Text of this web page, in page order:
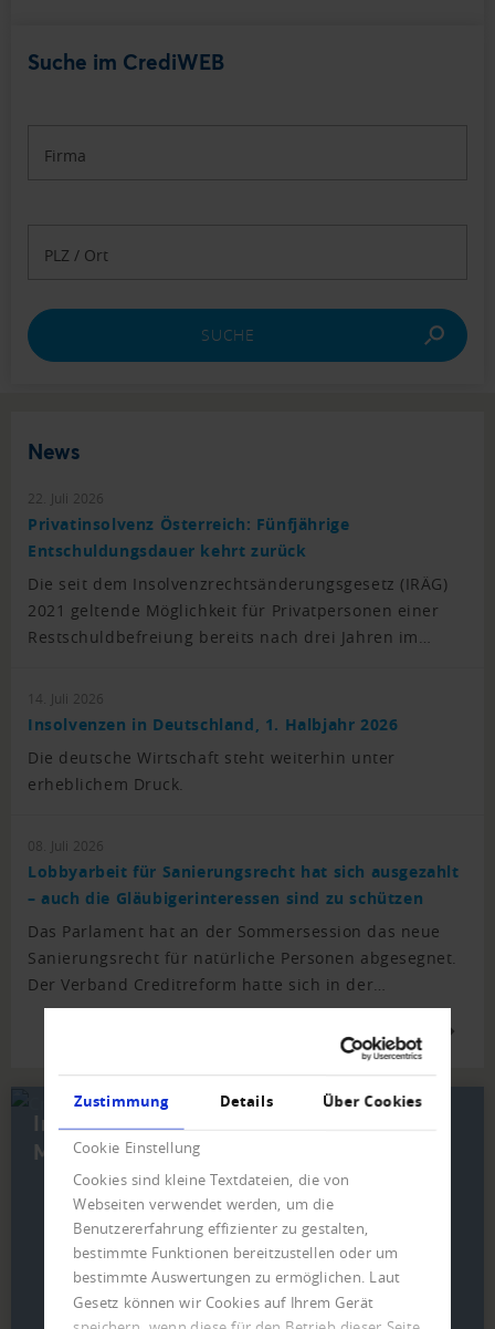
Zustimmung Details Über Cookies
Cookie Einstellung
Cookies sind kleine Textdateien, die von
Webseiten verwendet werden, um die
Benutzererfahrung effizienter zu gestalten,
bestimmte Funktionen bereitzustellen oder um
bestimmte Auswertungen zu ermöglichen. Laut
Gesetz können wir Cookies auf Ihrem Gerät
speichern, wenn diese für den Betrieb dieser Seite
Suche im CrediWEB
Firma
PLZ / Ort
SUCHE
News
22. Juli 2026
Privatinsolvenz Österreich: Fünfjährige
Entschuldungsdauer kehrt zurück
Die seit dem Insolvenzrechtsänderungsgesetz (IRÄG)
2021 geltende Möglichkeit für Privatpersonen einer
Restschuldbefreiung bereits nach drei Jahren im…
14. Juli 2026
Insolvenzen in Deutschland, 1. Halbjahr 2026
Die deutsche Wirtschaft steht weiterhin unter
erheblichem Druck.
08. Juli 2026
Lobbyarbeit für Sanierungsrecht hat sich ausgezahlt
– auch die Gläubigerinteressen sind zu schützen
Das Parlament hat an der Sommersession das neue
Sanierungsrecht für natürliche Personen abgesegnet.
Der Verband Creditreform hatte sich in der…
WEITERE NEWS
In wenigen Schritten
Mitglied werden